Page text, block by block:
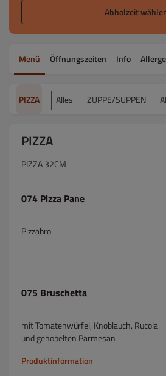
Abholzeit
Menü Öffnungszeiten Info
PIZZA Alles ZUPPE/SUPPEN
PIZZA
PIZZA 32CM
074 Pizza Pane
Pizzabro
075 Bruschetta
mit Tomatenwürfel, Knoblauch, Rucola
und gehobelten Parmesan
Produktinformation